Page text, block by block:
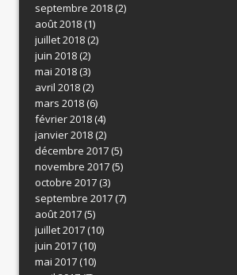
septembre 2018(2)
août 2018(1)
juillet 2018(2)
juin 2018(2)
mai 2018(3)
avril 2018(2)
mars 2018(6)
février 2018(4)
janvier 2018(2)
décembre 2017(5)
novembre 2017(5)
octobre 2017(3)
septembre 2017(7)
août 2017(5)
juillet 2017(10)
juin 2017(10)
mai 2017(10)